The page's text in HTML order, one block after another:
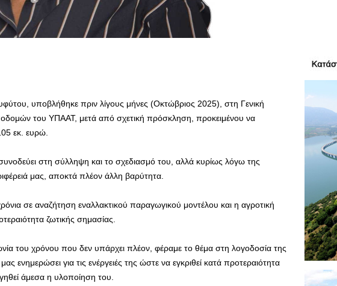
υποβλήθηκε πριν λίγους μήνες (Οκτώβριος 2025), στη Γενική
του ΥΠΑΑΤ, μετά από σχετική πρόσκληση, προκειμένου να
εκ. ευρώ.
στη σύλληψη και το σχεδιασμό του, αλλά κυρίως λόγω της
μας, αποκτά πλέον άλλη βαρύτητα.
σε αναζήτηση εναλλακτικού παραγωγικού μοντέλου και η αγροτική
ζωτικής σημασίας.
του χρόνου που δεν υπάρχει πλέον, φέραμε το θέμα στη λογοδοσία της
ενημερώσει για τις ενέργειές της ώστε να εγκριθεί κατά προτεραιότητα
άμεσα η υλοποίηση του.